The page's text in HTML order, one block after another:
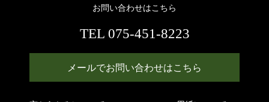
お問い合わせはこちら
TEL 075-451-8223
メールでお問い合わせはこちら